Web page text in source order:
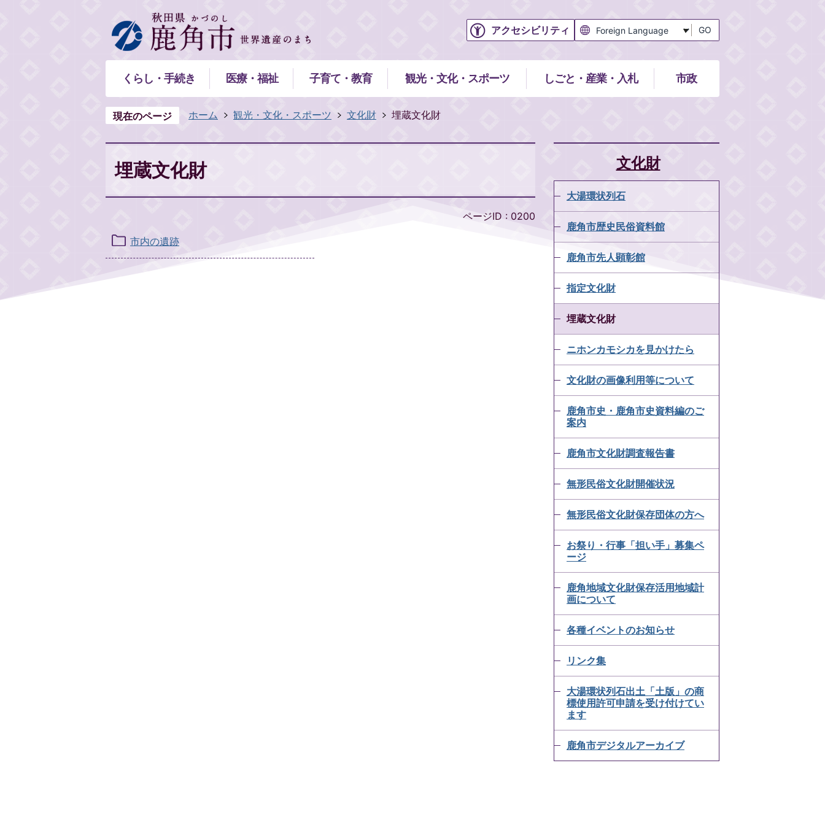
アクセシビリティ GO
くらし・手続き 医療・福祉 子育て・教育 観光・文化・スポーツ しごと・産業・入札 市政
現在のページ ホーム 観光・文化・スポーツ 文化財 埋蔵文化財
埋蔵文化財
ページID : 0200
市内の遺跡
文化財
大湯環状列石
鹿角市歴史民俗資料館
鹿角市先人顕彰館
指定文化財
埋蔵文化財
ニホンカモシカを見かけたら
文化財の画像利用等について
鹿角市史・鹿角市史資料編のご
案内
鹿角市文化財調査報告書
無形民俗文化財開催状況
無形民俗文化財保存団体の方へ
お祭り・行事「担い手」募集ペ
ージ
鹿角地域文化財保存活用地域計
画について
各種イベントのお知らせ
リンク集
大湯環状列石出土「土版」の商
標使用許可申請を受け付けてい
ます
鹿角市デジタルアーカイブ